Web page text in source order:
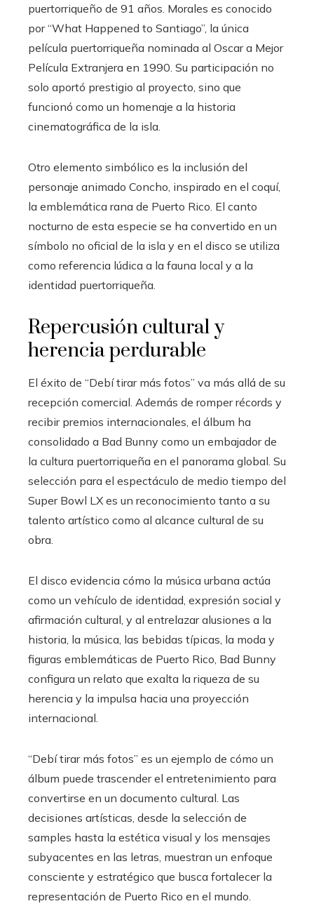
puertorriqueño de 91 años. Morales es conocido
por “What Happened to Santiago”, la única
película puertorriqueña nominada al Oscar a Mejor
Película Extranjera en 1990. Su participación no
solo aportó prestigio al proyecto, sino que
funcionó como un homenaje a la historia
cinematográfica de la isla.
Otro elemento simbólico es la inclusión del
personaje animado Concho, inspirado en el coquí,
la emblemática rana de Puerto Rico. El canto
nocturno de esta especie se ha convertido en un
símbolo no oficial de la isla y en el disco se utiliza
como referencia lúdica a la fauna local y a la
identidad puertorriqueña.
Repercusión cultural y
herencia perdurable
El éxito de “Debí tirar más fotos” va más allá de su
recepción comercial. Además de romper récords y
recibir premios internacionales, el álbum ha
consolidado a Bad Bunny como un embajador de
la cultura puertorriqueña en el panorama global. Su
selección para el espectáculo de medio tiempo del
Super Bowl LX es un reconocimiento tanto a su
talento artístico como al alcance cultural de su
obra.
El disco evidencia cómo la música urbana actúa
como un vehículo de identidad, expresión social y
afirmación cultural, y al entrelazar alusiones a la
historia, la música, las bebidas típicas, la moda y
figuras emblemáticas de Puerto Rico, Bad Bunny
configura un relato que exalta la riqueza de su
herencia y la impulsa hacia una proyección
internacional.
“Debí tirar más fotos” es un ejemplo de cómo un
álbum puede trascender el entretenimiento para
convertirse en un documento cultural. Las
decisiones artísticas, desde la selección de
samples hasta la estética visual y los mensajes
subyacentes en las letras, muestran un enfoque
consciente y estratégico que busca fortalecer la
representación de Puerto Rico en el mundo.